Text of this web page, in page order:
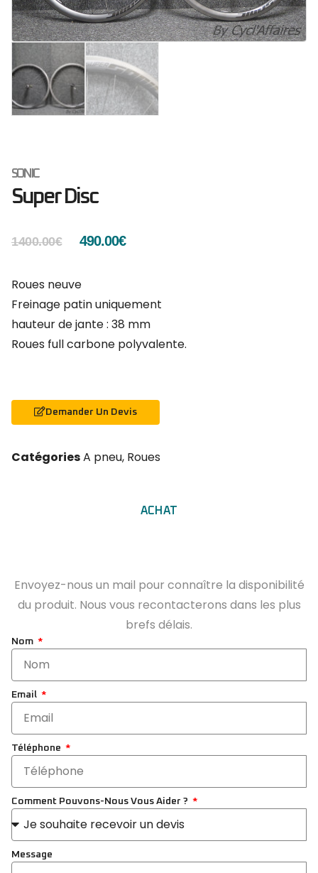
SONIC
Super Disc
1400.00€ 490.00€
Roues neuve
Freinage patin uniquement
hauteur de jante : 38 mm
Roues full carbone polyvalente.
Demander Un Devis
CatégoriesA pneu, Roues
ACHAT
Envoyez-nous un mail pour connaître la disponibilité
du produit. Nous vous recontacterons dans les plus
brefs délais.
Nom
Email
Téléphone
Comment Pouvons-Nous Vous Aider ?
Message